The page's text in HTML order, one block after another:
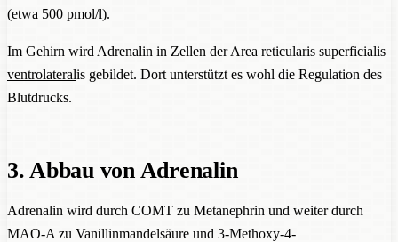
(etwa 500 pmol/l).
Im Gehirn wird Adrenalin in Zellen der Area reticularis superficialis
ventrolateralis gebildet. Dort unterstützt es wohl die Regulation des
Blutdrucks.
3. Abbau von Adrenalin
Adrenalin wird durch COMT zu Metanephrin und weiter durch
MAO-A zu Vanillinmandelsäure und 3-Methoxy-4-